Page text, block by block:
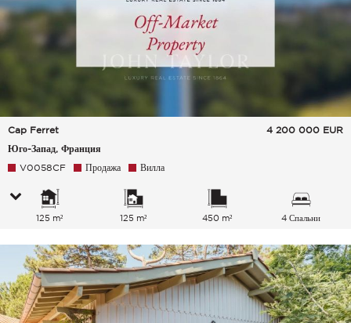
Cap Ferret
Юго-Запад, Франция
4 200 000 EUR
V0058CF Продажа Вилла
125 m² 125 m² 450 m² 4 Спальни